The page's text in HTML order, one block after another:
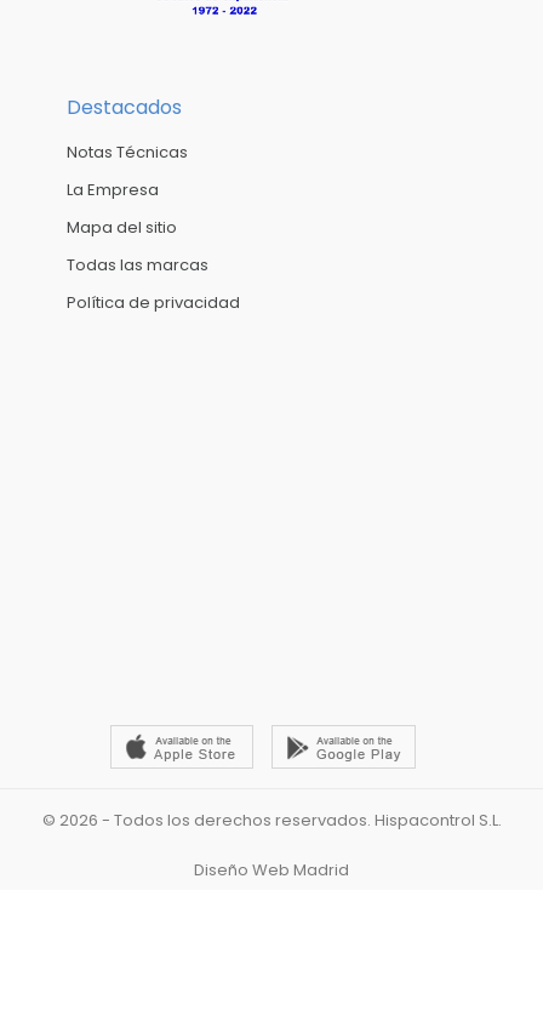
Destacados
Notas Técnicas
La Empresa
Mapa del sitio
Todas las marcas
Política de privacidad
© 2026 - Todos los derechos reservados. Hispacontrol S.L.
Diseño Web Madrid